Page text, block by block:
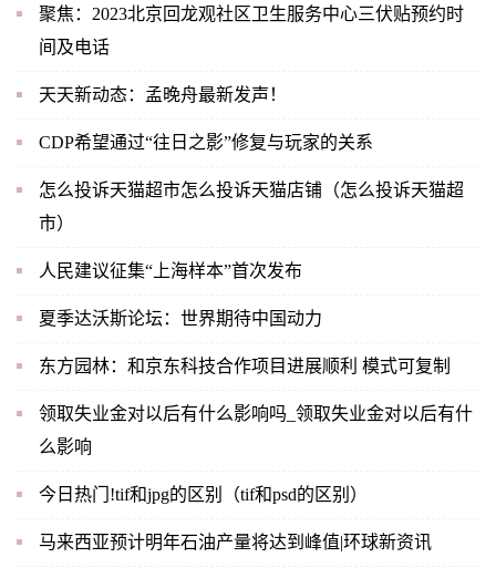
聚焦：2023北京回龙观社区卫生服务中心三伏贴预约时
间及电话
天天新动态：孟晚舟最新发声！
CDP希望通过“往日之影”修复与玩家的关系
怎么投诉天猫超市怎么投诉天猫店铺（怎么投诉天猫超
市）
人民建议征集“上海样本”首次发布
夏季达沃斯论坛：世界期待中国动力
东方园林：和京东科技合作项目进展顺利 模式可复制
领取失业金对以后有什么影响吗_领取失业金对以后有什
么影响
今日热门!tif和jpg的区别（tif和psd的区别）
马来西亚预计明年石油产量将达到峰值|环球新资讯